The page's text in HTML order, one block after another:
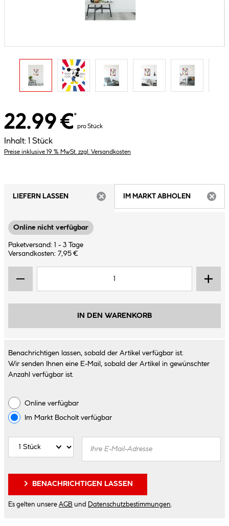
22.99 €*
pro Stück
Inhalt: 1 Stück
Preise inklusive 19 % MwSt. zzgl. Versandkosten
LIEFERN LASSEN
IM MARKT ABHOLEN
Online nicht verfügbar
Paketversand: 1 - 3 Tage
Versandkosten: 7,95 €
IN DEN WARENKORB
Benachrichtigen lassen, sobald der Artikel verfügbar ist.
Wir senden Ihnen eine E-Mail, sobald der Artikel in gewünschter
Anzahl verfügbar ist.
Online verfügbar
Im Markt Bocholtverfügbar
BENACHRICHTIGEN LASSEN
Es gelten unsere AGB und Datenschutzbestimmungen